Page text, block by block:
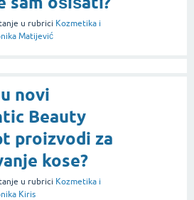
u rubrici Kozmetika i
Matijević
novi
Beauty
proizvodi za
kose?
u rubrici Kozmetika i
Kiris